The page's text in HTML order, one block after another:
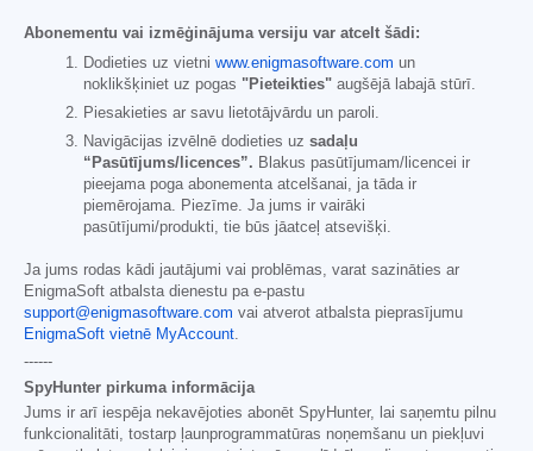
Abonementu vai izmēģinājuma versiju var atcelt šādi:
Dodieties uz vietni www.enigmasoftware.com un
noklikšķiniet uz pogas "Pieteikties" augšējā labajā stūrī.
Piesakieties ar savu lietotājvārdu un paroli.
Navigācijas izvēlnē dodieties uz sadaļu
“Pasūtījums/licences”. Blakus pasūtījumam/licencei ir
pieejama poga abonementa atcelšanai, ja tāda ir
piemērojama. Piezīme. Ja jums ir vairāki
pasūtījumi/produkti, tie būs jāatceļ atsevišķi.
Ja jums rodas kādi jautājumi vai problēmas, varat sazināties ar
EnigmaSoft atbalsta dienestu pa e-pastu
support@enigmasoftware.com vai atverot atbalsta pieprasījumu
EnigmaSoft vietnē MyAccount.
------
SpyHunter pirkuma informācija
Jums ir arī iespēja nekavējoties abonēt SpyHunter, lai saņemtu pilnu
funkcionalitāti, tostarp ļaunprogrammatūras noņemšanu un piekļuvi